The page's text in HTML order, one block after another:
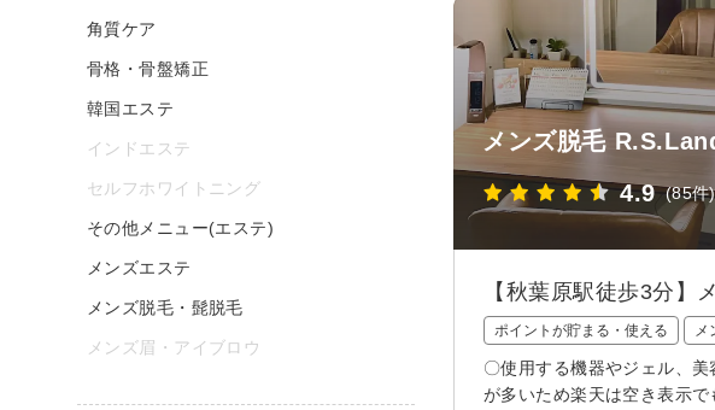
メンズ脱毛
4.9 (85件)
【秋葉原駅徒歩3分】
ポイントが貯まる・使える メ
〇使用する機器やジェル、
が多いため楽天は空き表示
角質ケア
骨格・骨盤矯正
韓国エステ
インドエステ
セルフホワイトニング
その他メニュー(エステ)
メンズエステ
メンズ脱毛・髭脱毛
メンズ眉・アイブロウ